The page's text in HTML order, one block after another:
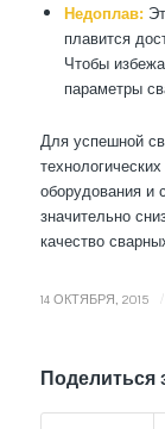
Недоплав:
плавится
Чтобы
параметры
Для успешной
оборудования и
значительно
качество
14 ОКТЯБРЯ, 2015
Поделиться